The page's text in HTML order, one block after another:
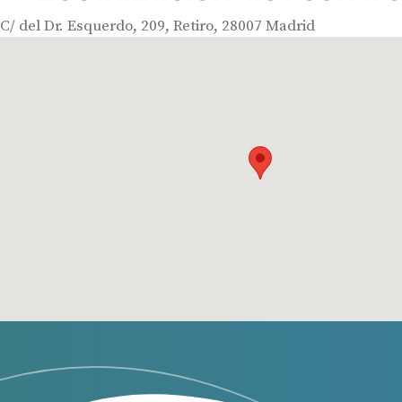
C/ del Dr. Esquerdo, 209, Retiro, 28007 Madrid